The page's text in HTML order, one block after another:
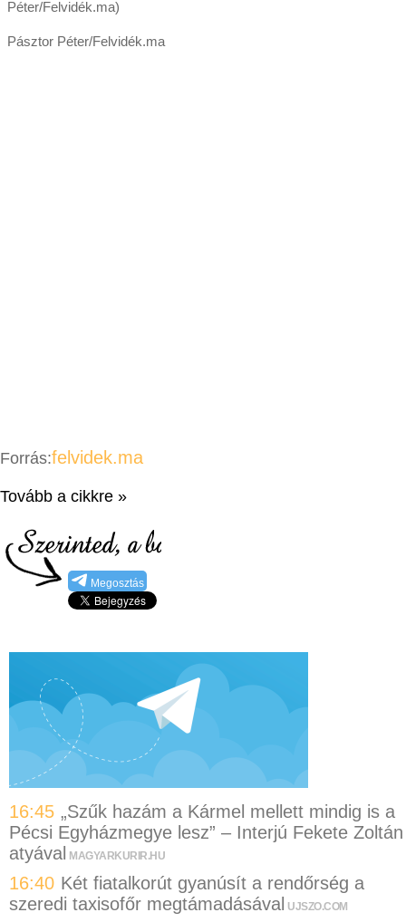
Péter/Felvidék.ma)
Pásztor Péter/Felvidék.ma
Forrás:felvidek.ma
Tovább a cikkre »
Megosztás
16:45 „Szűk hazám a Kármel mellett mindig is a
Pécsi Egyházmegye lesz” – Interjú Fekete Zoltán
atyával
MAGYARKURIR.HU
16:40 Két fiatalkorút gyanúsít a rendőrség a
szeredi taxisofőr megtámadásával UJSZO.COM